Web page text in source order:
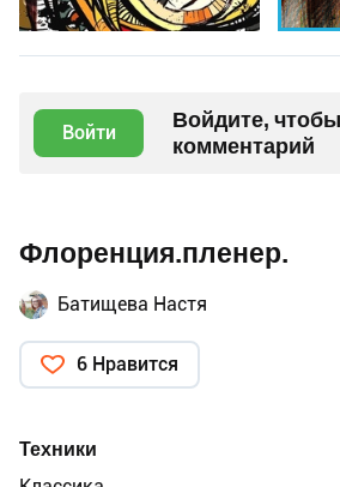
Войти
Войдите,
комментарий
Флоренция.пленер.
Батищева Настя
6 Нравится
Техники